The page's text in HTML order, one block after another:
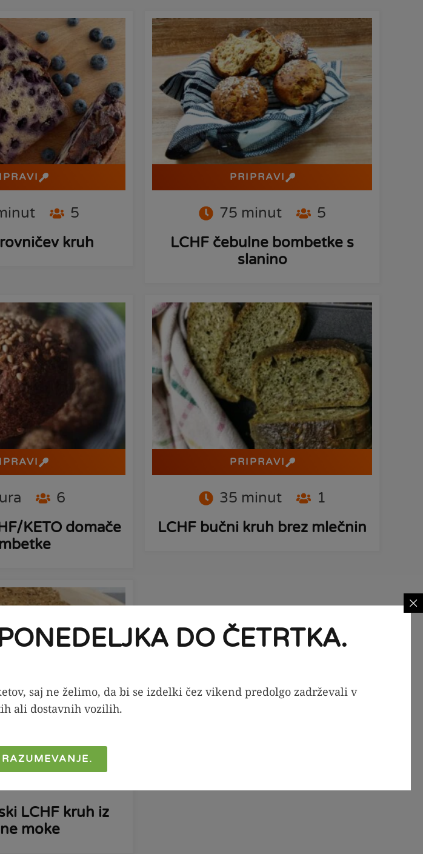
5
kruh
PRIPRAVI
75 minut
5
LCHF čebulne bombetke s
slanino
ura
6
KETO domače
PRIPRAVI
35 minut
1
LCHF bučni kruh brez mlečnin
LCHF kruh iz
moke
DO ČETRTKA.
saj ne želimo, da bi se izdelki čez vikend predolgo zadrževali v
ali dostavnih vozilih.